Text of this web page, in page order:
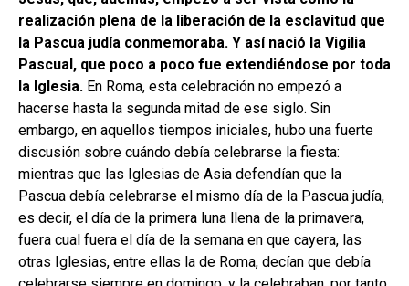
realización plena de la liberación de la esclavitud que
la Pascua judía conmemoraba. Y así nació la Vigilia
Pascual, que poco a poco fue extendiéndose por toda
la Iglesia. En Roma, esta celebración no empezó a
hacerse hasta la segunda mitad de ese siglo. Sin
embargo, en aquellos tiempos iniciales, hubo una fuerte
discusión sobre cuándo debía celebrarse la fiesta:
mientras que las Iglesias de Asia defendían que la
Pascua debía celebrarse el mismo día de la Pascua judía,
es decir, el día de la primera luna llena de la primavera,
fuera cual fuera el día de la semana en que cayera, las
otras Iglesias, entre ellas la de Roma, decían que debía